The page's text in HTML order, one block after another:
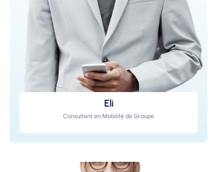
Eli
Consultant en Mobilité de Groupe